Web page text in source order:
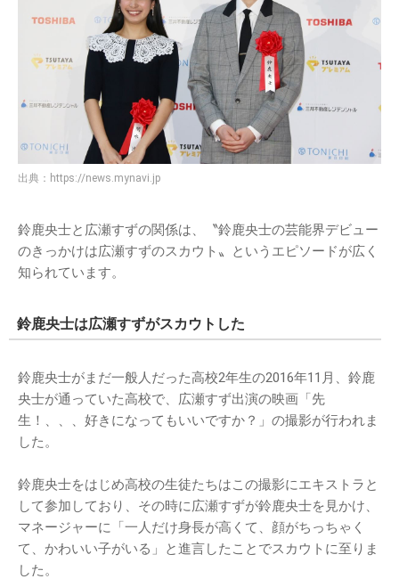
出典： https://news.mynavi.jp
鈴鹿央士と広瀬すずの関係は、〝鈴鹿央士の芸能界デビュー
のきっかけは広瀬すずのスカウト〟というエピソードが広く
知られています。
鈴鹿央士は広瀬すずがスカウトした
鈴鹿央士がまだ一般人だった高校2年生の2016年11月、鈴鹿
央士が通っていた高校で、広瀬すず出演の映画「先
生！、、、好きになってもいいですか？」の撮影が行われま
した。
鈴鹿央士をはじめ高校の生徒たちはこの撮影にエキストラと
して参加しており、その時に広瀬すずが鈴鹿央士を見かけ、
マネージャーに「一人だけ身長が高くて、顔がちっちゃく
て、かわいい子がいる」と進言したことでスカウトに至りま
した。